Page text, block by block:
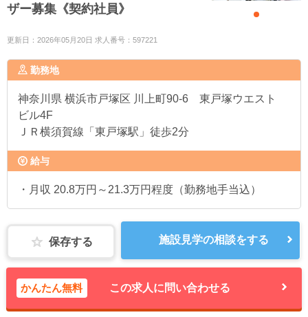
ザー募集《契約社員》
更新日：2026年05月20日 求人番号：597221
勤務地
神奈川県 横浜市戸塚区 川上町90-6 東戸塚ウエスト
ビル4F
ＪＲ横須賀線「東戸塚駅」徒歩2分
給与
・月収 20.8万円～21.3万円程度（勤務地手当込）
保存する 施設見学の相談をする
かんたん無料 この求人に問い合わせる